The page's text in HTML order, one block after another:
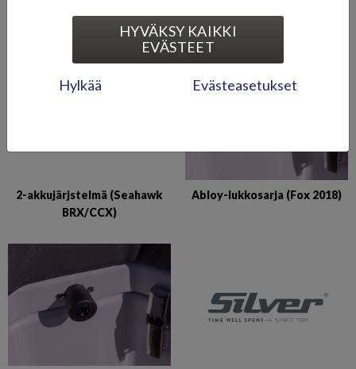
BRX/CCX, Eagle BRX)
2-akkujärjstelmä (Seahawk
BRX/CCX)
Abloy-lukkosarja (Fox 2018)
HYVÄKSY KAIKKI
EVÄSTEET
Hylkää Evästeasetukset